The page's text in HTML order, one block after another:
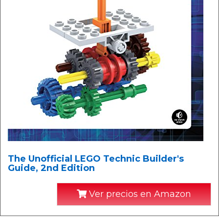
The Unofficial LEGO Technic Builder's
Guide, 2nd Edition
Ver precios en Amazon